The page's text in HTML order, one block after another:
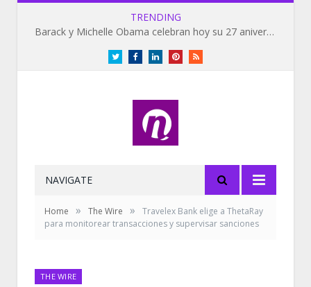
TRENDING
Barack y Michelle Obama celebran hoy su 27 aniversario de bodas
TwitterFacebookLinkedInPinterestRSS
NAVIGATE
Home » The Wire »
Travelex Bank elige a ThetaRay
para monitorear transacciones y supervisar sanciones
THE WIRE